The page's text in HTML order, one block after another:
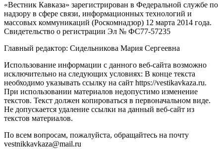
«Вестник Кавказа» зарегистрирован в Федеральной службе по
надзору в сфере связи, информационных технологий и
массовых коммуникаций (Роскомнадзор) 12 марта 2014 года.
Свидетельство о регистрации Эл № ФС77-57235
Главный редактор: Сидельникова Мария Сергеевна
Использование информации с данного веб-сайта возможно
исключительно на следующих условиях: В конце текста
необходимо указывать ссылку на сайт https://vestikavkaza.ru.
При использовании материалов недопустимо изменение
текстов. Текст должен копироваться в первоначальном виде.
Не допускается удаление ссылки на данный веб-сайт из
текстов материалов.
По всем вопросам, пожалуйста, обращайтесь на почту
vestnikkavkaza@mail.ru